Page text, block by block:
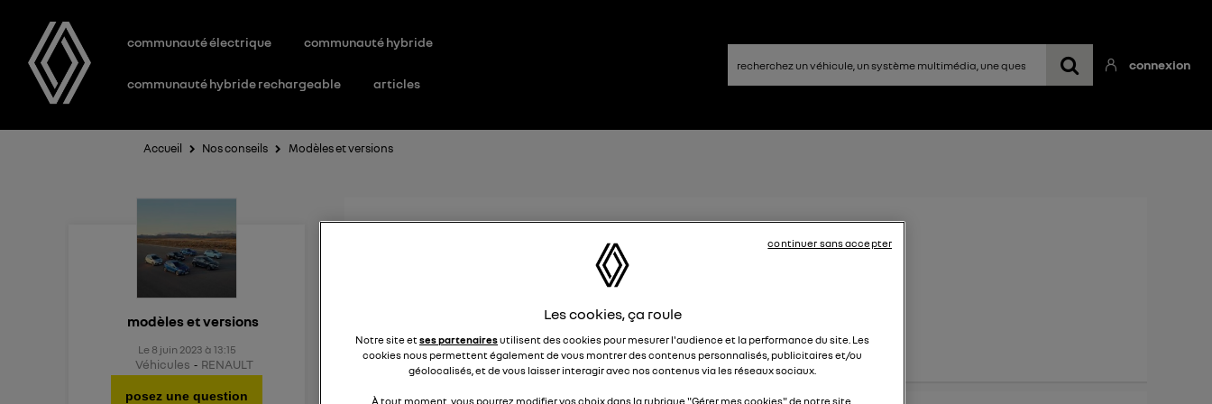
communauté électrique communauté hybride
communauté hybride rechargeable articles
connexion
Accueil Nos conseils Modèles et versions
modèles et versions
Le 8 juin 2023 à 13:15
Véhicules RENAULT
posez une question
Nouveau modèle électrique Renault 2022
Quel est le nouveau modèle électrique Renault cette année ?
Les cookies, ça roule
Notre site etses partenairesutilisent des cookies pour mesurer l'audience et la performance du site. Les
cookies nous permettent également de vous montrer des contenus personnalisés, publicitaires et/ou
géolocalisés, et de vous laisser interagir avec nos contenus via les réseaux sociaux.
À tout moment, vous pourrez modifier vos choix dans la rubrique "Gérer mes cookies" de notre site.
continuer sans accepter